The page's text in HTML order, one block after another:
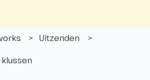
Uitzenden